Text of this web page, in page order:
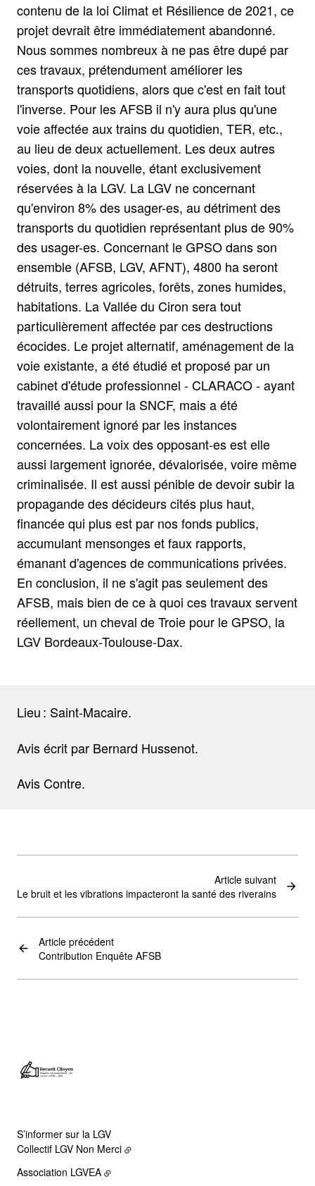
contenu de la loi Climat et Résilience de 2021, ce
projet devrait être immédiatement abandonné.
Nous sommes nombreux à ne pas être dupé par
ces travaux, prétendument améliorer les
transports quotidiens, alors que c'est en fait tout
l'inverse. Pour les AFSB il n'y aura plus qu'une
voie affectée aux trains du quotidien, TER, etc.,
au lieu de deux actuellement. Les deux autres
voies, dont la nouvelle, étant exclusivement
réservées à la LGV. La LGV ne concernant
qu'environ 8% des usager-es, au détriment des
transports du quotidien représentant plus de 90%
des usager-es. Concernant le GPSO dans son
ensemble (AFSB, LGV, AFNT), 4800 ha seront
détruits, terres agricoles, forêts, zones humides,
habitations. La Vallée du Ciron sera tout
particulièrement affectée par ces destructions
écocides. Le projet alternatif, aménagement de la
voie existante, a été étudié et proposé par un
cabinet d'étude professionnel - CLARACO - ayant
travaillé aussi pour la SNCF, mais a été
volontairement ignoré par les instances
concernées. La voix des opposant-es est elle
aussi largement ignorée, dévalorisée, voire même
criminalisée. Il est aussi pénible de devoir subir la
propagande des décideurs cités plus haut,
financée qui plus est par nos fonds publics,
accumulant mensonges et faux rapports,
émanant d'agences de communications privées.
En conclusion, il ne s'agit pas seulement des
AFSB, mais bien de ce à quoi ces travaux servent
réellement, un cheval de Troie pour le GPSO, la
LGV Bordeaux-Toulouse-Dax.
Lieu : Saint-Macaire.
Avis écrit par Bernard Hussenot.
Avis Contre.
Article précédent
Contribution Enquête AFSB
Article suivant
Le bruit et les vibrations impacteront la santé des riverains
S’informer sur la LGV
Collectif LGV Non Merci
Association LGVEA